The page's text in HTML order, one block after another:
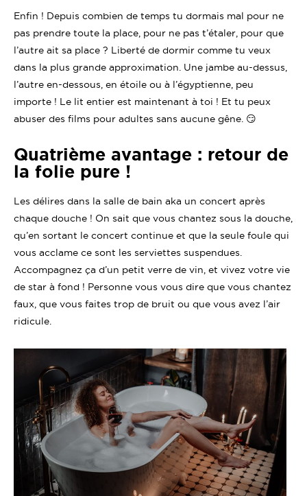
Enfin ! Depuis combien de temps tu dormais mal pour ne
pas prendre toute la place, pour ne pas t’étaler, pour que
l’autre ait sa place ? Liberté de dormir comme tu veux
dans la plus grande approximation. Une jambe au-dessus,
l’autre en-dessous, en étoile ou à l’égyptienne, peu
importe ! Le lit entier est maintenant à toi ! Et tu peux
abuser des films pour adultes sans aucune gêne. 😏
Quatrième avantage : retour de
la folie pure !
Les délires dans la salle de bain aka un concert après
chaque douche ! On sait que vous chantez sous la douche,
qu’en sortant le concert continue et que la seule foule qui
vous acclame ce sont les serviettes suspendues.
Accompagnez ça d’un petit verre de vin, et vivez votre vie
de star à fond ! Personne vous vous dire que vous chantez
faux, que vous faites trop de bruit ou que vous avez l’air
ridicule.